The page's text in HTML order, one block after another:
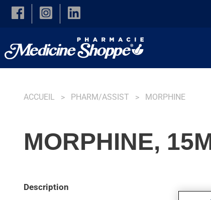
Skip to main content
ACCUEIL PHARM/ASSIST MORPHINE
MORPHINE,
Description